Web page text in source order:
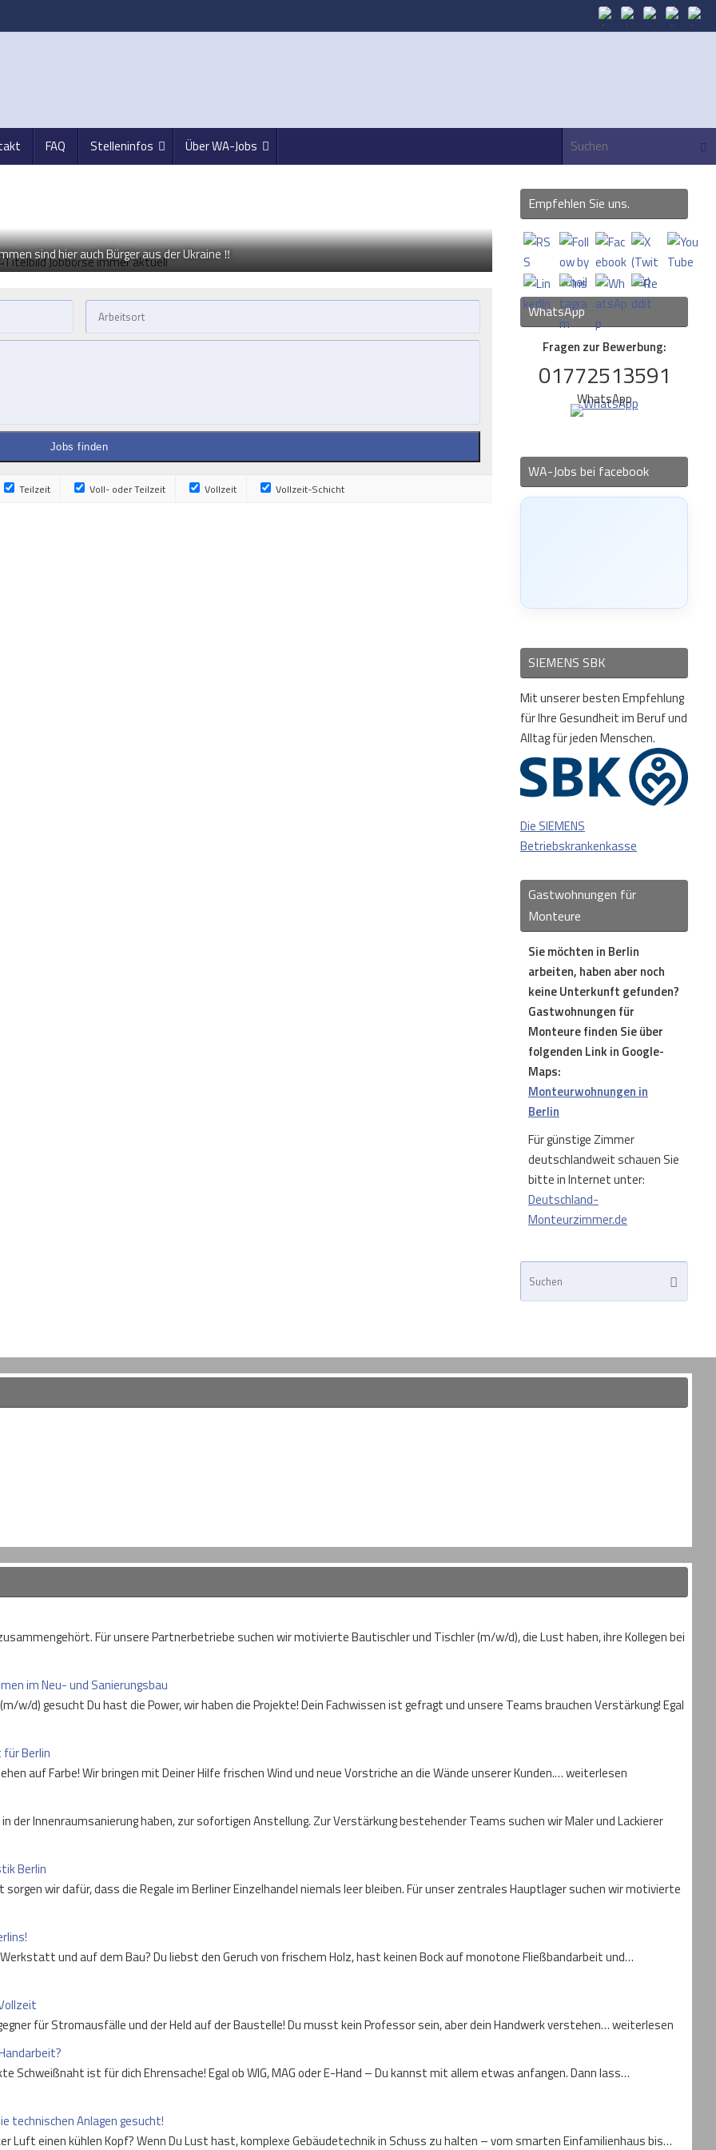
FAQ Stelleninfos Über WA-Jobs
sind hier auch Bürger aus der Ukraine ‼
Teilzeit Voll- oder Teilzeit Vollzeit Vollzeit-Schicht
Empfehlen Sie uns.
WhatsApp
Fragen zur Bewerbung:
01772513591
WhatsApp
WA-Jobs bei facebook
SIEMENS SBK
Mit unserer besten Empfehlung
für Ihre Gesundheit im Beruf und
Alltag für jeden Menschen.
Die SIEMENS
Betriebskrankenkasse
Gastwohnungen für
Monteure
Sie möchten in Berlin
arbeiten, haben aber noch
keine Unterkunft gefunden?
Gastwohnungen für
Monteure finden Sie über
folgenden Link in Google-
Maps:
Monteurwohnungen in
Berlin
Für günstige Zimmer
deutschlandweit schauen Sie
bitte in Internet unter:
Deutschland-
Monteurzimmer.de
Suchen
Für unsere Partnerbetriebe suchen wir motivierte Bautischler und Tischler (m/w/d), die Lust haben, ihre Kollegen bei
im Neu- und Sanierungsbau
w/d) gesucht Du hast die Power, wir haben die Projekte! Dein Fachwissen ist gefragt und unsere Teams brauchen Verstärkung! Egal
Berlin
auf Farbe! Wir bringen mit Deiner Hilfe frischen Wind und neue Vorstriche an die Wände unserer Kunden.… weiterlesen
der Innenraumsanierung haben, zur sofortigen Anstellung. Zur Verstärkung bestehender Teams suchen wir Maler und Lackierer
Berlin
wir dafür, dass die Regale im Berliner Einzelhandel niemals leer bleiben. Für unser zentrales Hauptlager suchen wir motivierte
und auf dem Bau? Du liebst den Geruch von frischem Holz, hast keinen Bock auf monotone Fließbandarbeit und…
für Stromausfälle und der Held auf der Baustelle! Du musst kein Professor sein, aber dein Handwerk verstehen… weiterlesen
Schweißnaht ist für dich Ehrensache! Egal ob WIG, MAG oder E-Hand – Du kannst mit allem etwas anfangen. Dann lass…
technischen Anlagen gesucht!
Luft einen kühlen Kopf? Wenn Du Lust hast, komplexe Gebäudetechnik in Schuss zu halten – vom smarten Einfamilienhaus bis…